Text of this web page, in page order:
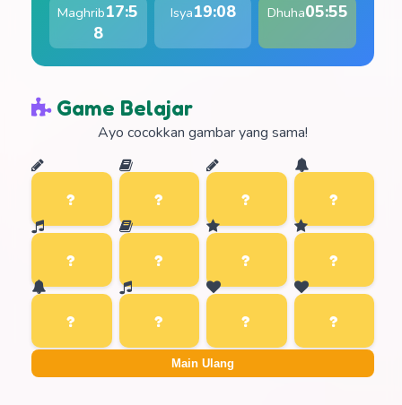
Maghrib17:5
8
Isya19:08 Dhuha05:55
Game Belajar
Ayo cocokkan gambar yang sama!
Main Ulang